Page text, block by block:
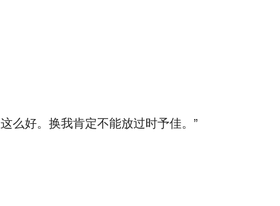
么好。换我肯定不能放过时予佳。”